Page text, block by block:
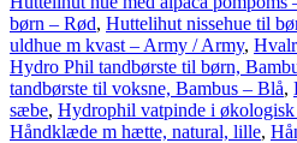
børn – Rød, Huttelihut nissehue til
uldhue m kvast – Army / Army,
Hydro Phil tandbørste til børn,
tandbørste til voksne, Bambus – Blå,
sæbe, Hydrophil vatpinde i
Håndklæde m hætte, natural, lille,